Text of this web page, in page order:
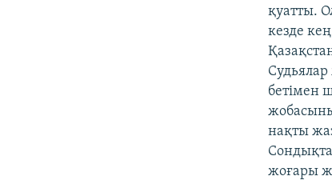
қуатты.
кезде
бетімен
нақты
жоғары